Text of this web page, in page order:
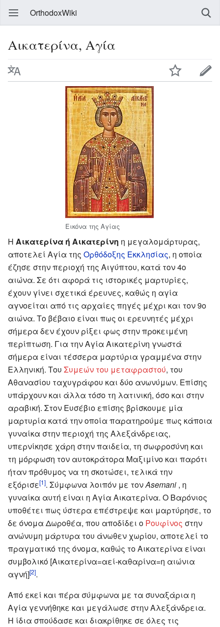
OrthodoxWiki
Αικατερίνα, Αγία
Εικόνα της Αγίας
Η Αικατερίνα ή Αικατερίνη η μεγαλομάρτυρας,
αποτελεί Αγία της Ορθόδοξης Εκκλησίας, η οποία
έζησε στην περιοχή της Αιγύπτου, κατά τον 4ο
αιώνα. Σε ότι αφορά τις ιστορικές μαρτυρίες,
έχουν γίνει σχετικά έρευνες, καθώς η αγία
αγνοείται από τις αρχαίες πηγές μέχρι και τον 9ο
αιώνα. Το βέβαιο είναι πως οι ερευνητές μέχρι
σήμερα δεν έχουν ρίξει φως στην προκειμένη
περίπτωση. Για την Αγία Αικατερίνη γνωστά
σήμερα είναι τέσσερα μαρτύρια γραμμένα στην
Ελληνική. Του Συμεών του μεταφραστού, του
Αθανασίου ταχυγράφου και δύο ανωνύμων. Επίσης
υπάρχουν και άλλα τόσο τη λατινική, όσο και στην
αραβική. Στον Ευσέβιο επίσης βρίσκουμε μία
μαρτυρία κατά την οποία παρατηρούμε πως κάποια
γυναίκα στην περιοχή της Αλεξάνδρειας,
υπερνίκησε χάρη στην παιδεία, τη σωφροσύνη και
τη μόρφωση τον αυτοκράτορα Μαξιμίνο και παρότι
ήταν πρόθυμος να τη σκοτώσει, τελικά την
εξόρισε[1]. Σύμφωνα λοιπόν με τονAsemani , η
γυναίκα αυτή είναι η Αγία Αικατερίνα. Ο Βαρόνιος
υποθέτει πως ύστερα επέστρεψε και μαρτύρησε, το
δε όνομα Δωροθέα, που αποδίδει ο Ρουφίνος στην
ανώνυμη μάρτυρα του άνωθεν χωρίου, αποτελεί το
πραγματικό της όνομα, καθώς το Αικατερίνα είναι
συμβολικό [Αικατερίνα=αεί-καθαρίνα=η αιώνια
αγνή][2].
Από εκεί και πέρα σύμφωνα με τα συναξάρια η
Αγία γεννήθηκε και μεγάλωσε στην Αλεξάνδρεια.
Η ίδια σπούδασε και διακρίθηκε σε όλες τις